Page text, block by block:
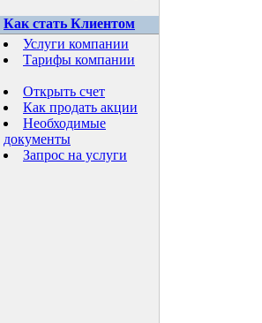
Как стать Клиентом
Услуги компании
Тарифы компании
Открыть счет
Как продать акции
Необходимые
документы
Запрос на услуги